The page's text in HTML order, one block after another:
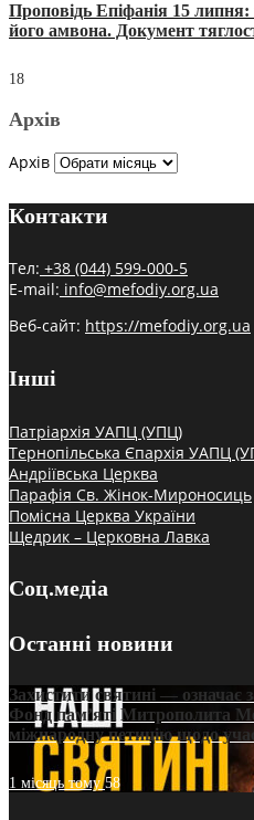
Проповідь Епіфанія 15
його амвона. Документ
18
Архів
Архів
Контакти
Тел: +38 (044) 599-000-5
E-mail: info@mefodiy.org.ua
Веб-сайт: https://mefodiy.org.ua
Інші
Патріархія УАПЦ (УПЦ)
Тернопільська Єпархія УАПЦ
Андріївська Церква
Парафія Св. Жінок-Мироносиць
Помісна Церква України
Щедрик – Церковна Лавка
Соц.медіа
Останні новини
Захистити святині — означає
Фонд пам’яті Митрополита
міжнародну петицію щодо
1 місяць тому58